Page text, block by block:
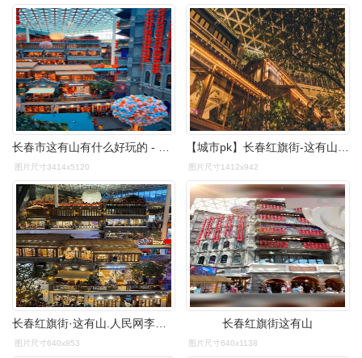
长春市这有山有什么好玩的 - 抖音
图片尺寸3414x5120
【城市pk】长春红旗街-这有山the hill
图片尺寸1412x942
图片尺寸640x853
长春红旗街这有山
图片尺寸640x1138